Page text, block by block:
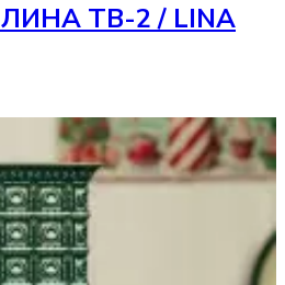
ЛИНА ТВ-2 / LINA